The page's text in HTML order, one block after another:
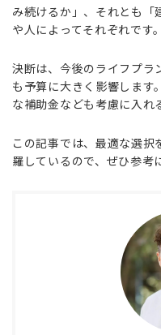
み続けるか」、それとも「
や人によってそれぞれです。
決断は、今後のライフプラ
も予算に大きく影響します
な補助金なども考慮に入れ
この記事では、最適な選
羅しているので、ぜひ参考